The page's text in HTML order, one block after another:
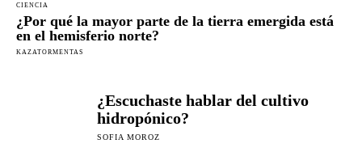
CIENCIA
¿Por qué la mayor parte de la tierra emergida está
en el hemisferio norte?
KAZATORMENTAS
¿Escuchaste hablar del cultivo
hidropónico?
SOFIA MOROZ